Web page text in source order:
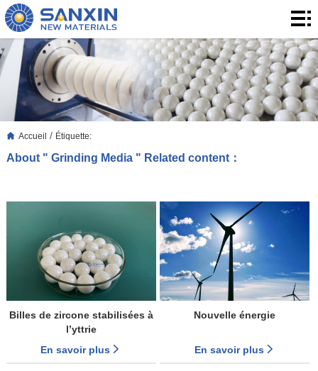
Accueil
Produits
produits
Application
Accueil / Étiquette:
About " Grinding Media " Related content：
Billes de zircone stabilisées à
l’yttrie
En savoir plus
Nouvelle énergie
En savoir plus